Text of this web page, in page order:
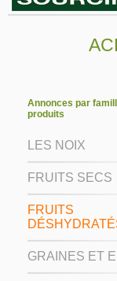
Annonces par
produits
LES NOIX
FRUITS SECS
FRUITS
GRAINES ET